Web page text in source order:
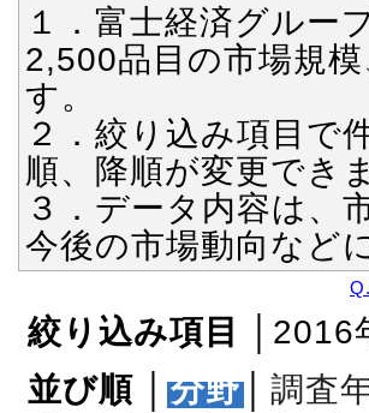
１．富士経済グルー
2,500品目の市場規
す。
２．絞り込み項目で
順、降順が変更でき
３．データ内容は、
今後の市場動向など
絞り込み項目
│2016
並び順
分野 調査